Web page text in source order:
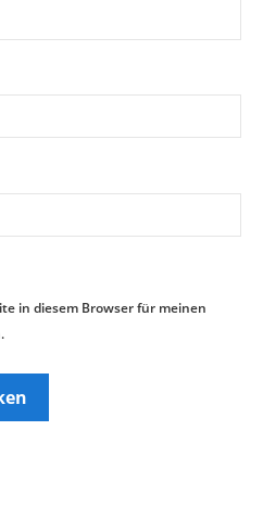
in diesem Browser für meinen